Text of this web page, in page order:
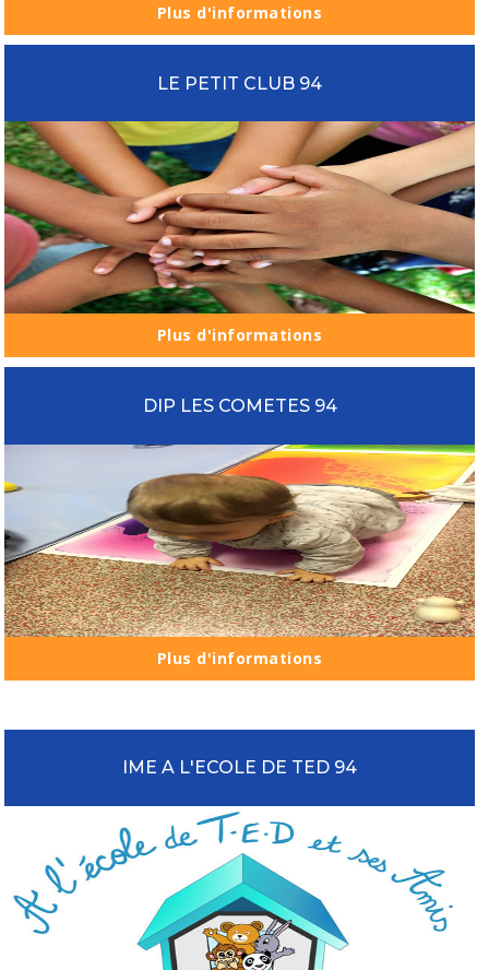
Plus d'informations
LE PETIT CLUB 94
Plus d'informations
DIP LES COMETES 94
Plus d'informations
IME A L'ECOLE DE TED 94